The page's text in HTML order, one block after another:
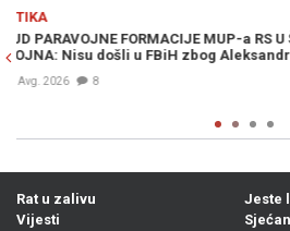
RS U ŠUMAMA KOD
Vučića, nego...
OTKRIVEN
pokušale
BiH, a u
Rat u zalivu
Vijesti
Jeste